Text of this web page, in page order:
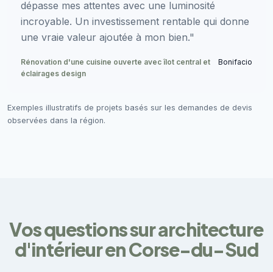
dépasse mes attentes avec une luminosité
incroyable. Un investissement rentable qui donne
une vraie valeur ajoutée à mon bien."
Rénovation d'une cuisine ouverte avec îlot central et
éclairages design
Bonifacio
Exemples illustratifs de projets basés sur les demandes de devis
observées dans la région.
Vos questions sur architecture
d'intérieur en Corse-du-Sud